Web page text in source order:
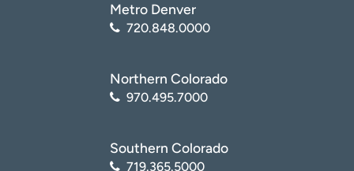
Metro Denver
720.848.0000
Northern Colorado
970.495.7000
Southern Colorado
719.365.5000